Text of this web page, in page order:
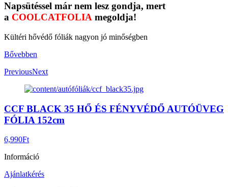
Napsütéssel már nem lesz gondja, mert
a COOLCATFOLIA megoldja!
Kültéri hővédő fóliák nagyon jó minőségben
Bővebben
PreviousNext
CCF BLACK 35 HŐ ÉS FÉNYVÉDŐ AUTÓÜVEG
FÓLIA 152cm
6,990Ft
Információ
Ajánlatkérés